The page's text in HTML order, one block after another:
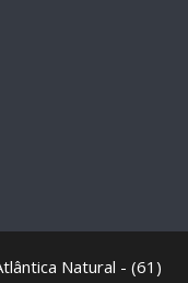
Natural - (61)